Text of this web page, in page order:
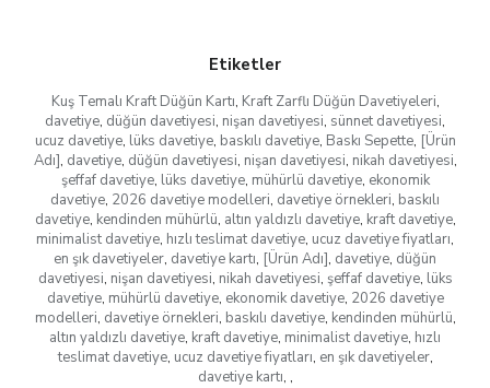
Etiketler
Kuş Temalı Kraft Düğün Kartı, Kraft Zarflı Düğün Davetiyeleri,
davetiye, düğün davetiyesi, nişan davetiyesi, sünnet davetiyesi,
ucuz davetiye, lüks davetiye, baskılı davetiye, Baskı Sepette, [Ürün
Adı], davetiye, düğün davetiyesi, nişan davetiyesi, nikah davetiyesi,
şeffaf davetiye, lüks davetiye, mühürlü davetiye, ekonomik
davetiye, 2026 davetiye modelleri, davetiye örnekleri, baskılı
davetiye, kendinden mühürlü, altın yaldızlı davetiye, kraft davetiye,
minimalist davetiye, hızlı teslimat davetiye, ucuz davetiye fiyatları,
en şık davetiyeler, davetiye kartı, [Ürün Adı], davetiye, düğün
davetiyesi, nişan davetiyesi, nikah davetiyesi, şeffaf davetiye, lüks
davetiye, mühürlü davetiye, ekonomik davetiye, 2026 davetiye
modelleri, davetiye örnekleri, baskılı davetiye, kendinden mühürlü,
altın yaldızlı davetiye, kraft davetiye, minimalist davetiye, hızlı
teslimat davetiye, ucuz davetiye fiyatları, en şık davetiyeler,
davetiye kartı, ,